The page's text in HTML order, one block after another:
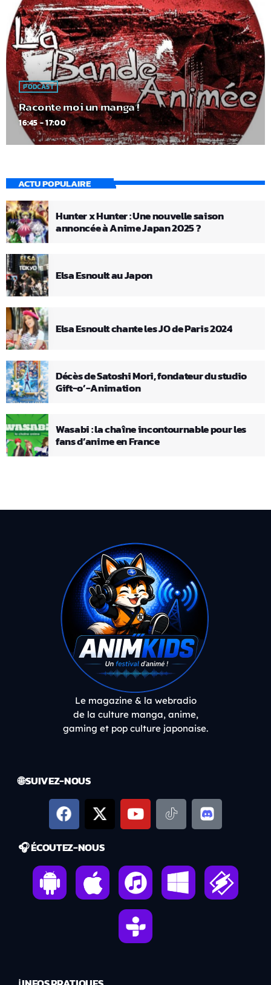
PODCAST
Raconte moi un manga !
16:45 - 17:00
ACTU POPULAIRE
Hunter x Hunter : Une nouvelle saison
annoncée à Anime Japan 2025 ?
Elsa Esnoult au Japon
Elsa Esnoult chante les JO de Paris 2024
Décès de Satoshi Mori, fondateur du studio
Gift-o’-Animation
Wasabi : la chaîne incontournable pour les
fans d’anime en France
Le magazine & la webradio
de la culture manga, anime,
gaming et pop culture japonaise.
🌐 SUIVEZ-NOUS
🎧 ÉCOUTEZ-NOUS